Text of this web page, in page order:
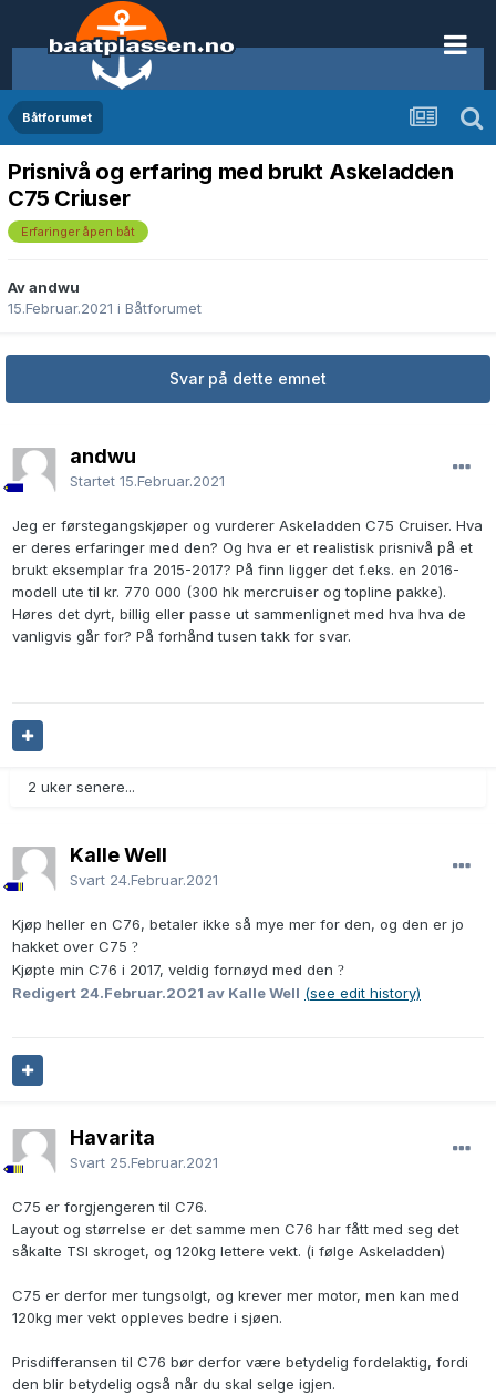
Båtforumet
Prisnivå og erfaring med brukt Askeladden
C75 Criuser
Erfaringer åpen båt
Av andwu
15.Februar.2021 i Båtforumet
Svar på dette emnet
andwu
Startet 15.Februar.2021
Jeg er førstegangskjøper og vurderer Askeladden C75 Cruiser. Hva
er deres erfaringer med den? Og hva er et realistisk prisnivå på et
brukt eksemplar fra 2015-2017? På finn ligger det f.eks. en 2016-
modell ute til kr. 770 000 (300 hk mercruiser og topline pakke).
Høres det dyrt, billig eller passe ut sammenlignet med hva hva de
vanligvis går for? På forhånd tusen takk for svar.
2 uker senere...
Kalle Well
Svart 24.Februar.2021
Kjøp heller en C76, betaler ikke så mye mer for den, og den er jo
hakket over C75 ?
Kjøpte min C76 i 2017, veldig fornøyd med den ?
Redigert 24.Februar.2021 av Kalle Well (see edit history)
Havarita
Svart 25.Februar.2021
C75 er forgjengeren til C76.
Layout og størrelse er det samme men C76 har fått med seg det
såkalte TSI skroget, og 120kg lettere vekt. (i følge Askeladden)
C75 er derfor mer tungsolgt, og krever mer motor, men kan med
120kg mer vekt oppleves bedre i sjøen.
Prisdifferansen til C76 bør derfor være betydelig fordelaktig, fordi
den blir betydelig også når du skal selge igjen.